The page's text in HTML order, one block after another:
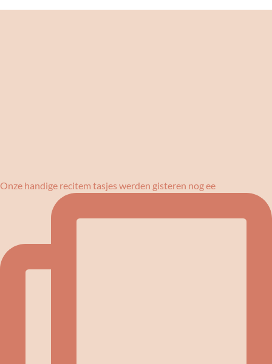
Onze handige recitem tasjes werden gisteren nog ee